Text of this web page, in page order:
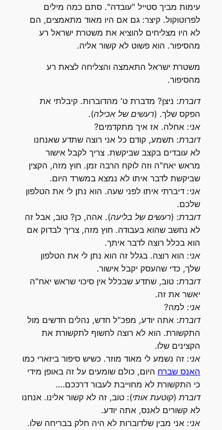
עימות מביך סטייל "עובדה". סתם כמה מילים
לפרוטוקול. קיצר: גם אם היו מאוד מתאמצים, הם
לא היו מצליחים להוציא את משטרת ישראל רע
מהסיפור. הוא פשוט לא קשור אליה.
משטרת ישראל התאמצה והצליחה לצאת רע
מהסיפור.
דוברת: ניצן? מדברת ט' מהדוברות. קיבלתי את
הפקס שלך. (רעשים של אכילה).
אני: אחלה. אז איך מתקדמים?
דוברת: תשמע, קודם כל אני רוצה שתדע שאנחנו
לא עובדים בקצב שביקשת. צריך לקבל אישור
מראש יאח"ה וזה לוקח הרבה זמן. חוץ מזה, הקצין
שביקשת לדבר איתו לא נמצא במשרד היום.
אני: דיברתי איתו לפני שעה. הוא נתן לי את הטלפון
שלכם.
דוברת: (רעשים של בליעה). אהה, כן? טוב, אבל זה
לא נחשב שהוא בעבודה. חוץ מזה, צריך לבדוק אם
הוא בכלל רוצה לדבר איתך.
אני: הוא רוצה. בגלל זה הוא נתן לי את הטלפון
שלך, כדי שהעסק יקבל אישור.
דוברת: טוב, שתדע שבכלל אין סיכוי שראש יאח"ה
יאשר את זה.
אני: למה?
דוברת: אתה יודע, מפכ"ל חדש, נהלים חדשים מול
התקשורת. הוא לא רוצה לחשוף לתקשורת את
הקצינים שלו.
אני: זה נשמע לי מאוד מוזר. כשיש סיפור ביזארי כמו
האנס שברח היום, כולם שומעים על זה באופן מידי
כי התקשורת לא מחוייבת לעבור דרככם….
דוברת (קוטעת אותי): טוב, זה לא קשור אלינו. אנחנו
לא קשורים לאנס, אתה יודע.
אני: אני מבין שלדוברות לא היה חלק בבריחה שלו.